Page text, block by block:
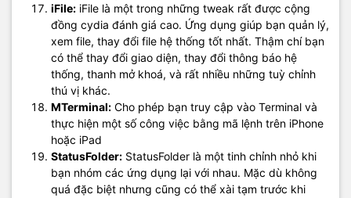
iFile: iFile là một trong những tweak rất được cộng
đồng cydia đánh giá cao. Ứng dụng giúp bạn quản lý,
xem file, thay đổi file hệ thống tốt nhất. Thậm chí bạn
có thể thay đổi giao diện, thay đổi thông báo hệ
thống, thanh mở khoá, và rất nhiều những tuỳ chỉnh
thú vị khác.
MTerminal: Cho phép bạn truy cập vào Terminal và
thực hiện một số công việc bằng mã lệnh trên iPhone
hoặc iPad
StatusFolder: StatusFolder là một tinh chỉnh nhỏ khi
bạn nhóm các ứng dụng lại với nhau. Mặc dù không
quá đặc biệt nhưng cũng có thể xài tạm trước khi